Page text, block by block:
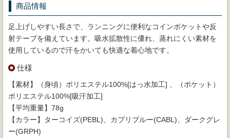
商品情報
足上げしやすい長さで、ランニングに便利なコインポケットや反
射テープを備えています。吸水拡散性に優れ、蒸れにくい素材を
使用しているので汗をかいても快適な着心地です。
仕様
【素材】（身頃）ポリエステル100%[はっ水加工] 、（ポケット）
ポリエステル100%[吸汗加工]
【平均重量】78g
【カラー】ターコイズ(PEBL)、カプリブルー(CABL)、ダークグレ
ー(GRPH)